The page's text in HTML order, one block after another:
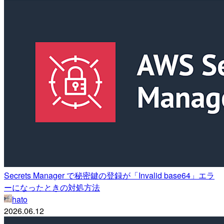
Secrets Manager で秘密鍵の登録が「Invalid base64」エラ
ーになったときの対処方法
hato
2026.06.12